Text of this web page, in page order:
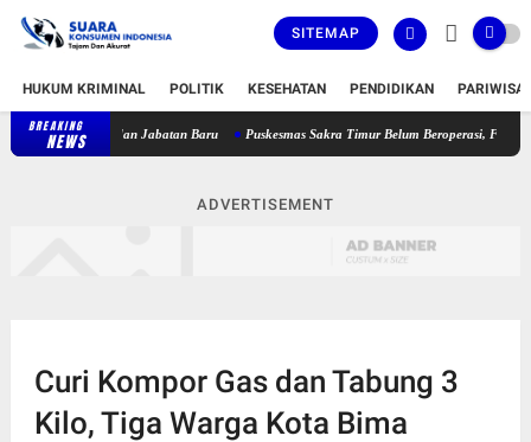
SITEMAP
HUKUM KRIMINAL POLITIK KESEHATAN PENDIDIKAN
BREAKING
NEWS
Lama dan Jabatan Baru Puskesmas Sakra Timur Belum Beroperasi, FPM2 dan
ADVERTISEMENT
Curi Kompor Gas dan Tabung 3
Kilo, Tiga Warga Kota Bima